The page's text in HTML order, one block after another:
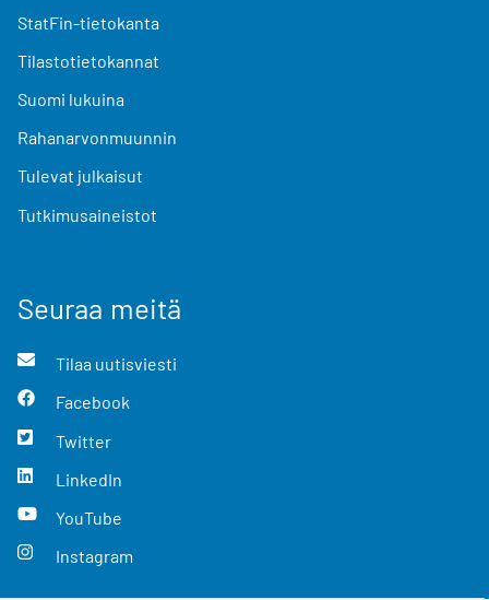
StatFin-tietokanta
Tilastotietokannat
Suomi lukuina
Rahanarvonmuunnin
Tulevat julkaisut
Tutkimusaineistot
Seuraa meitä
Tilaa uutisviesti
Facebook
Twitter
LinkedIn
YouTube
Instagram